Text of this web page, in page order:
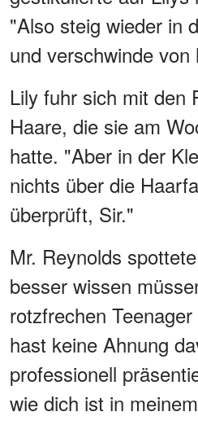
"Also steig wieder in
und verschwinde von
Lily fuhr sich mit den
Haare, die sie am
hatte. "Aber in der
nichts über die
überprüft, Sir."
Mr. Reynolds
besser wissen
rotzfrechen
hast keine Ahnung
professionell
wie dich ist in